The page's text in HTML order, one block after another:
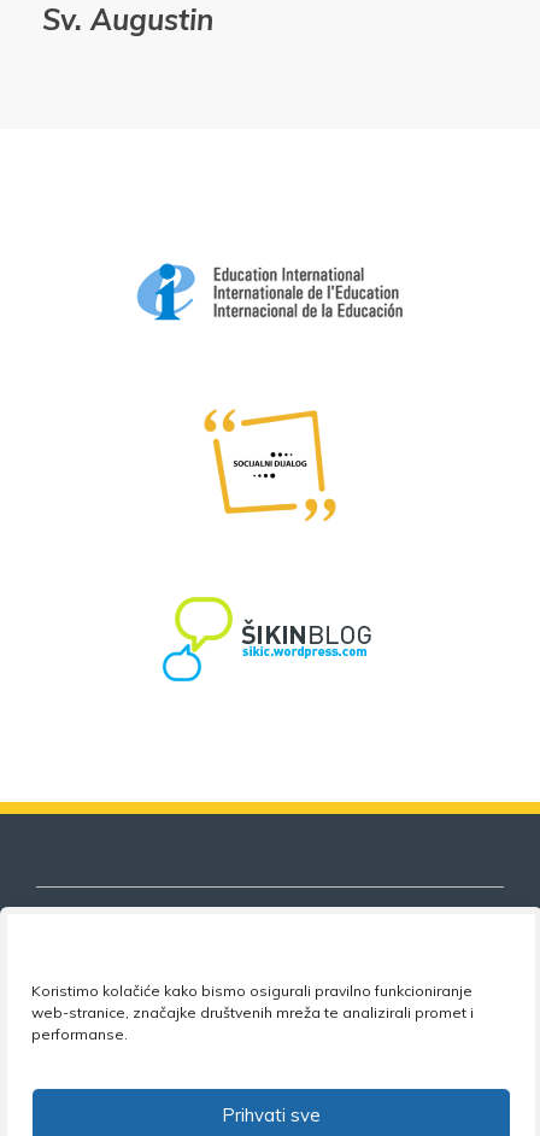
Koristimo kolačiće kako bismo osigurali pravilno funkcioniranje
web-stranice, značajke društvenih mreža te analizirali promet i
performanse.
Prihvati sve
Sv. Augustin
Nezavisni sindikat znanosti i visokog
obrazovanja